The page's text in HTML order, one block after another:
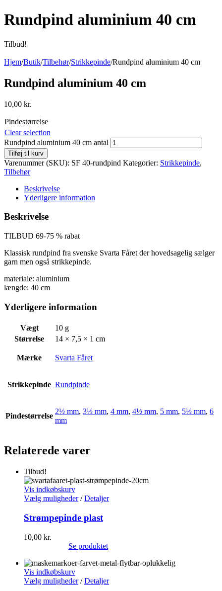
Rundpind aluminium 40 cm
Tilbud!
Hjem/Butik/Tilbehør/Strikkepinde/Rundpind aluminium 40 cm
Rundpind aluminium 40 cm
10,00 kr.
Pindestørrelse
Clear selection
Rundpind aluminium 40 cm antal
Tilføj til kurv
Varenummer (SKU): SF 40-rundpind Kategorier: Strikkepinde,
Tilbehør
Beskrivelse
Yderligere information
Beskrivelse
TILBUD 69-75 % rabat
Klassisk rundpind fra svenske Svarta Fåret der hovedsagelig sælger
garn men også strikkepinde.
materiale: aluminium
længde: 40 cm
Yderligere information
Vægt
10 g
Størrelse
14 × 7,5 × 1 cm
Mærke Svarta Fåret
Strikkepinde Rundpinde
Pindestørrelse
2½ mm, 3½ mm, 4 mm, 4½ mm, 5 mm, 5½ mm, 6
mm
Relaterede varer
Tilbud!
Vis indkøbskurv
Vælg muligheder/ Detaljer
Strømpepinde plast
10,00 kr.
Se produktet
Vis indkøbskurv
Vælg muligheder/ Detaljer